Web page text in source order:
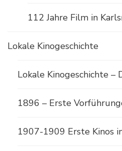
112 Jahre Film in
Lokale Kinogeschichte
Lokale Kinogeschichte –
1896 – Erste
1907-1909 Erste Kinos